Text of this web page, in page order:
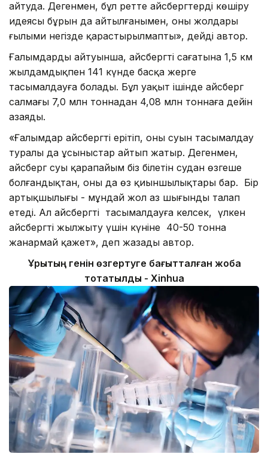
айтуда. Дегенмен, бұл ретте айсбергтерді көшіру
идеясы бұрын да айтылғанымен, оның жолдары
ғылыми негізде қарастырылмапты», дейді автор.
Ғалымдардың айтуынша, айсбергті сағатына 1,5 км
жылдамдықпен 141 күнде басқа жерге
тасымалдауға болады. Бұл уақыт ішінде айсберг
салмағы 7,0 млн тоннадан 4,08 млн тоннаға дейін
азаяды.
«Ғалымдар айсбергті ерітіп, оның суын тасымалдау
туралы да ұсыныстар айтып жатыр. Дегенмен,
айсберг суы қарапайым біз білетін судан өзгеше
болғандықтан, оның да өз қиыншылықтары бар. Бір
артықшылығы - мұндай жол аз шығынды талап
етеді. Ал айсбергті тасымалдауға келсек, үлкен
айсбергті жылжыту үшін күніне 40-50 тонна
жанармай қажет», деп жазады автор.
Ұрықтың генін өзгертуге бағытталған жоба
тоқтатылды - Xinhua